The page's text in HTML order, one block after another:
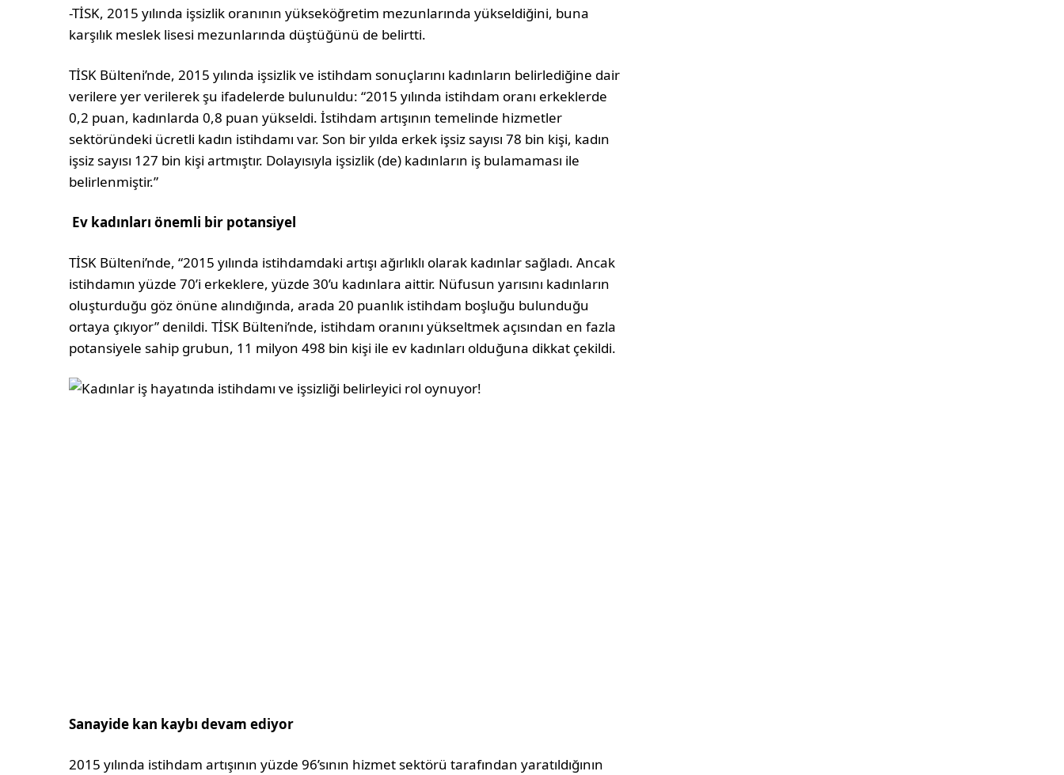
-TİSK, 2015 yılında işsizlik oranının yükseköğretim mezunlarında yükseldiğini, buna
karşılık meslek lisesi mezunlarında düştüğünü de belirtti.
TİSK Bülteni’nde, 2015 yılında işsizlik ve istihdam sonuçlarını kadınların belirlediğine dair
verilere yer verilerek şu ifadelerde bulunuldu: “2015 yılında istihdam oranı erkeklerde
0,2 puan, kadınlarda 0,8 puan yükseldi. İstihdam artışının temelinde hizmetler
sektöründeki ücretli kadın istihdamı var. Son bir yılda erkek işsiz sayısı 78 bin kişi, kadın
işsiz sayısı 127 bin kişi artmıştır. Dolayısıyla işsizlik (de) kadınların iş bulamaması ile
belirlenmiştir.”
Ev kadınları önemli bir potansiyel
TİSK Bülteni’nde, “2015 yılında istihdamdaki artışı ağırlıklı olarak kadınlar sağladı. Ancak
istihdamın yüzde 70’i erkeklere, yüzde 30’u kadınlara aittir. Nüfusun yarısını kadınların
oluşturduğu göz önüne alındığında, arada 20 puanlık istihdam boşluğu bulunduğu
ortaya çıkıyor” denildi. TİSK Bülteni’nde, istihdam oranını yükseltmek açısından en fazla
potansiyele sahip grubun, 11 milyon 498 bin kişi ile ev kadınları olduğuna dikkat çekildi.
Sanayide kan kaybı devam ediyor
2015 yılında istihdam artışının yüzde 96’sının hizmet sektörü tarafından yaratıldığının